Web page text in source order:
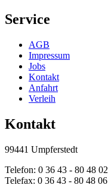
Service
AGB
Impressum
Jobs
Kontakt
Anfahrt
Verleih
Kontakt
99441 Umpferstedt
Telefon: 0 36 43 - 80 48 02
Telefax: 0 36 43 - 80 48 06